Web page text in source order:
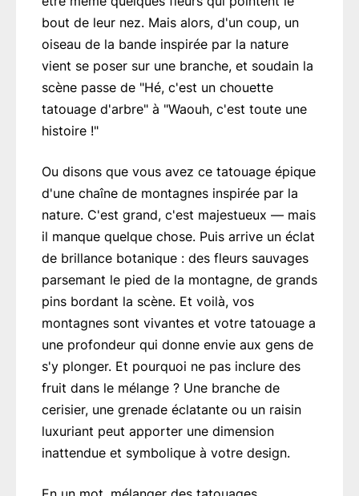
bout de leur nez. Mais alors, d'un coup, un
oiseau de la bande inspirée par la nature
vient se poser sur une branche, et soudain la
scène passe de "Hé, c'est un chouette
tatouage d'arbre" à "Waouh, c'est toute une
histoire !"
Ou disons que vous avez ce tatouage épique
d'une chaîne de montagnes inspirée par la
nature. C'est grand, c'est majestueux — mais
il manque quelque chose. Puis arrive un éclat
de brillance botanique : des fleurs sauvages
parsemant le pied de la montagne, de grands
pins bordant la scène. Et voilà, vos
montagnes sont vivantes et votre tatouage a
une profondeur qui donne envie aux gens de
s'y plonger. Et pourquoi ne pas inclure des
fruit dans le mélange ? Une branche de
cerisier, une grenade éclatante ou un raisin
luxuriant peut apporter une dimension
inattendue et symbolique à votre design.